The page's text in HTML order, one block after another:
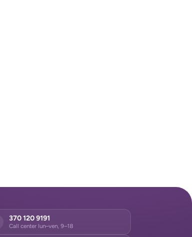
370 120 9191
Call center lun–ven, 9–18